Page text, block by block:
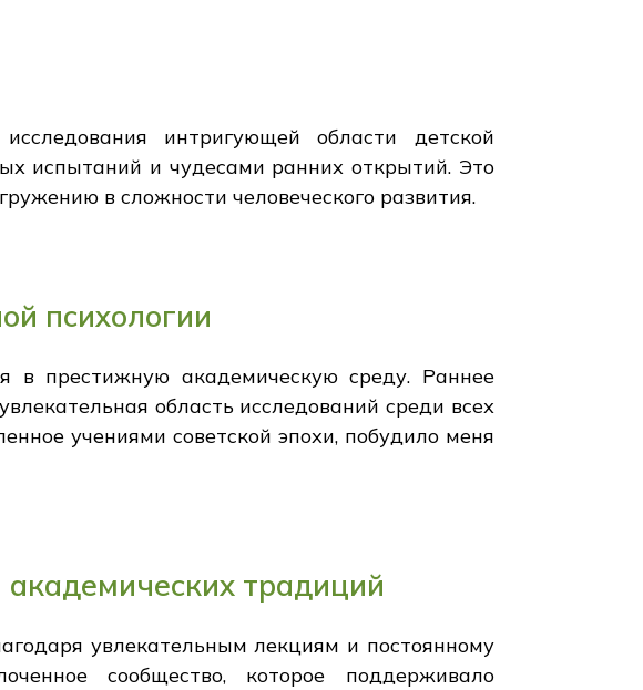
интригующей области детской
испытаний и чудесами ранних открытий. Это
в сложности человеческого развития.
психологии
в престижную академическую среду. Раннее
область исследований среди всех
учениями советской эпохи, побудило меня
академических традиций
увлекательным лекциям и постоянному
сообщество, которое поддерживало